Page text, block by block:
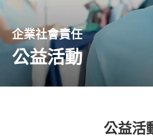
企業社會責任
公益活動
公益活